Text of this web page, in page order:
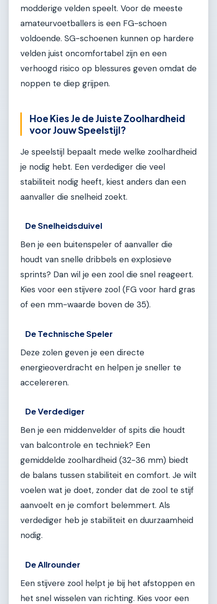
modderige velden speelt. Voor de meeste
amateurvoetballers is een FG-schoen
voldoende. SG-schoenen kunnen op hardere
velden juist oncomfortabel zijn en een
verhoogd risico op blessures geven omdat de
noppen te diep grijpen.
Hoe Kies Je de Juiste Zoolhardheid
voor Jouw Speelstijl?
Je speelstijl bepaalt mede welke zoolhardheid
je nodig hebt. Een verdediger die veel
stabiliteit nodig heeft, kiest anders dan een
aanvaller die snelheid zoekt.
De Snelheidsduivel
Ben je een buitenspeler of aanvaller die
houdt van snelle dribbels en explosieve
sprints? Dan wil je een zool die snel reageert.
Kies voor een stijvere zool (FG voor hard gras
of een mm-waarde boven de 35).
De Technische Speler
Deze zolen geven je een directe
energieoverdracht en helpen je sneller te
accelereren.
De Verdediger
Ben je een middenvelder of spits die houdt
van balcontrole en techniek? Een
gemiddelde zoolhardheid (32-36 mm) biedt
de balans tussen stabiliteit en comfort. Je wilt
voelen wat je doet, zonder dat de zool te stijf
aanvoelt en je comfort belemmert. Als
verdediger heb je stabiliteit en duurzaamheid
nodig.
De Allrounder
Een stijvere zool helpt je bij het afstoppen en
het snel wisselen van richting. Kies voor een